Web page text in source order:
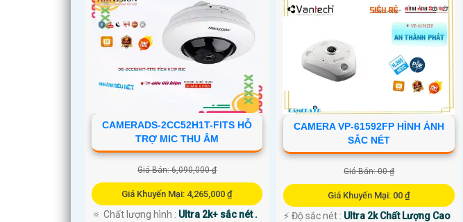
CAMERADS-2CC52H1T-FITS HỖ
TRỢ MIC THU ÂM
Giá Bán: 6,090,000 ₫
Giá Khuyến Mại: 4,265,000 ₫
🔅 Chất lượng hình : Ultra 2k+ sắc nét .
CAMERA VP-61592FP HÌNH ẢNH
SẮC NÉT
Giá Bán: 00 ₫
Giá Khuyến Mại: 00 ₫
️⚡ Độ sắc nét : Ultra 2k Chất Lượng Cao